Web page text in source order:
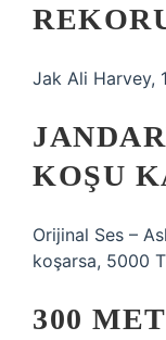
Jak Ali Harvey,
KOŞU
Orijinal Ses –
koşarsa, 5000
300